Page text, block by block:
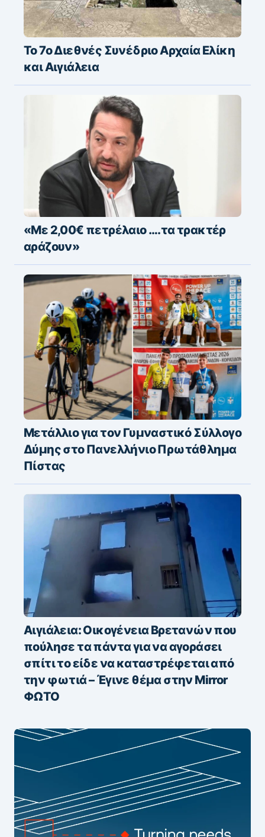
Το 7ο Διεθνές Συνέδριο Αρχαία Ελίκη
και Αιγιάλεια
«Με 2,00€ πετρέλαιο ….τα τρακτέρ
αράζουν»
Μετάλλιο για τον Γυμναστικό Σύλλογο
Δύμης στο Πανελλήνιο Πρωτάθλημα
Πίστας
Αιγιάλεια: Οικογένεια Βρετανών που
πούλησε τα πάντα για να αγοράσει
σπίτι το είδε να καταστρέφεται από
την φωτιά – Έγινε θέμα στην Mirror
ΦΩΤΟ